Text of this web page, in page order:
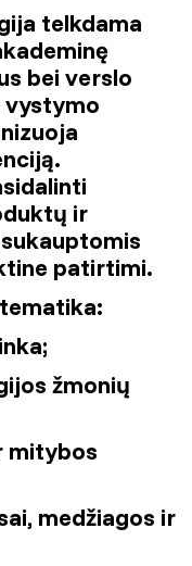
telkdama
bei verslo
vystymo
ir
patirtimi.
žmonių
mitybos
medžiagos ir